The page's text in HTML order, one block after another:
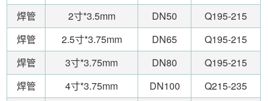
焊管
2寸*3.5mm DN50
Q195-215
焊管
2.5寸*3.75mm DN65
Q195-215
焊管
3寸*3.75mm DN80
Q195-215
焊管
4寸*3.75mm DN100
Q215-235